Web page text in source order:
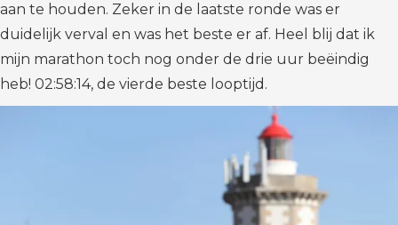
aan te houden. Zeker in de laatste ronde was er
duidelijk verval en was het beste er af. Heel blij dat ik
mijn marathon toch nog onder de drie uur beëindig
heb! 02:58:14, de vierde beste looptijd.